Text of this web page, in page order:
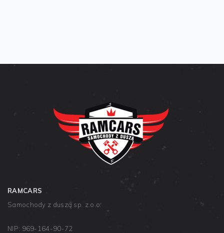
RAMCARS
Samochody z duszą sp. z.o.o.
NIP: 969-164-90-72